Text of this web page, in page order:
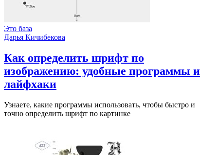
Это база
Дарья Кичибекова
Как определить шрифт по
изображению: удобные программы и
лайфхаки
Узнаете, какие программы использовать, чтобы быстро и
точно определить шрифт по картинке